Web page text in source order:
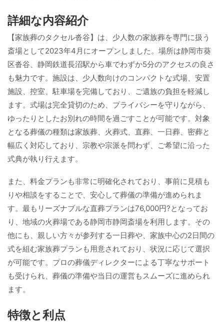
詳細な内容紹介
【家族葬のタクセル沓谷】は、少人数の家族葬を専門に扱う
斎場として2023年4月にオープンしました。場所は静岡市葵
区沓谷、静岡鉄道長沼駅から車でわずか5分のアクセスの良さ
も魅力です。施設は、少人数向けのコンパクトな式場、安置
施設、控室、駐車場を完備しており、ご遺族の負担を軽減し
ます。式場は完全貸切のため、プライバシーを守りながら、
ゆったりとしたお別れの時間を過ごすことが可能です。対象
となる葬儀の種類は家族葬、火葬式、直葬、一日葬、密葬と
幅広く対応しており、宗教や宗派を問わず、ご希望に沿った
式典が執り行えます。
また、料金プランも非常に明確化されており、事前に見積も
りや相談をすることで、安心して葬儀の準備が進められま
す。最もリーズナブルな直葬プランは76,000円?となってお
り、地域の火葬場である静岡市静岡斎場を利用します。その
他にも、親しい方々が参列する一日葬や、家族中心の2日間の
式を組む家族葬プランも用意されており、状況に応じて選択
が可能です。プロの葬儀ディレクターによる丁寧なサポート
も受けられ、葬儀の準備や当日の運営もスムーズに進められ
ます。
特徴と利点